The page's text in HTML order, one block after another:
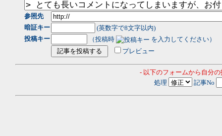
参照先
暗証キー
(英数字で8文字以内)
投稿キー
（投稿時
を入力してください）
プレビュー
- 以下のフォームから自分
処理
記事No